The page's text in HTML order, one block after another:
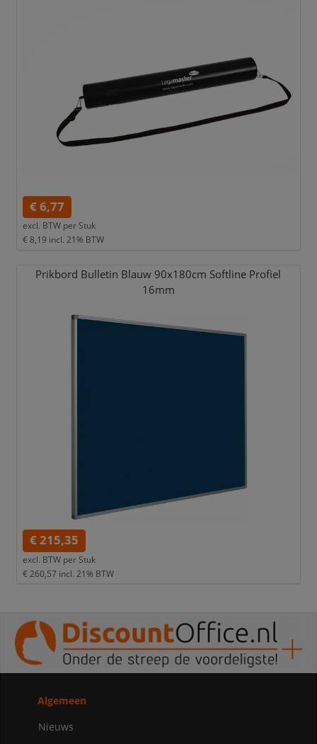
€ 6,77
excl. BTW per Stuk
€ 8,19 incl. 21% BTW
Prikbord Bulletin Blauw 90x180cm Softline Profiel
16mm
€ 215,35
excl. BTW per Stuk
€ 260,57 incl. 21% BTW
Algemeen
Nieuws